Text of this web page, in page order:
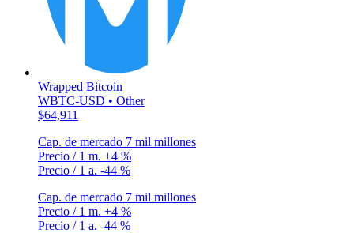
Wrapped Bitcoin
WBTC-USD • Other
$64,911
Cap. de mercado 7 mil millones
Precio / 1 m. +4 %
Precio / 1 a. -44 %
Cap. de mercado 7 mil millones
Precio / 1 m. +4 %
Precio / 1 a. -44 %